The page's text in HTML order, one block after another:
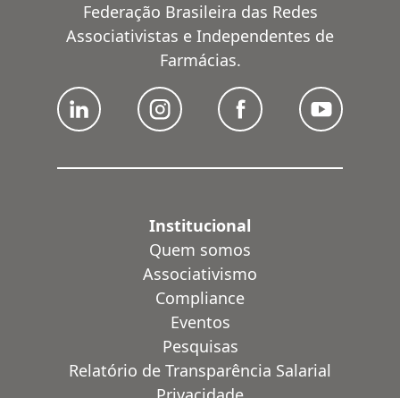
Federação Brasileira das Redes
Associativistas e Independentes de
Farmácias.
Institucional
Quem somos
Associativismo
Compliance
Eventos
Pesquisas
Relatório de Transparência Salarial